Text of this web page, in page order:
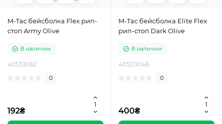
M-Tac бейсболка Flex рип-
стоп Army Olive
В наличии
40533062
0
192₴
M-Tac бейсболка Elite Flex
рип-стоп Dark Olive
В наличии
40520048
0
400₴